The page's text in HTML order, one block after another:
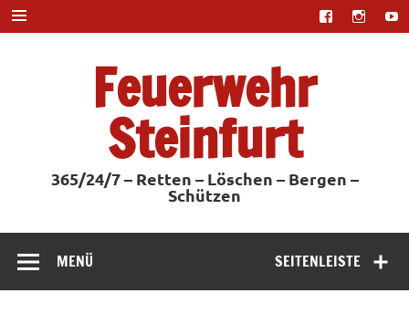
Zum
Inhalt
springen
Feuerwehr
Steinfurt
365/24/7 – Retten – Löschen – Bergen –
Schützen
SEITENLEISTE
MENÜ